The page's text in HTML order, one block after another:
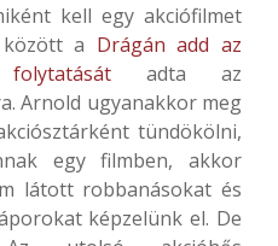
kell egy akciófilmet
a Drágán add az
folytatását adta az
Arnold ugyanakkor meg
tündökölni,
egy filmben, akkor
látott robbanásokat és
képzelünk el. De